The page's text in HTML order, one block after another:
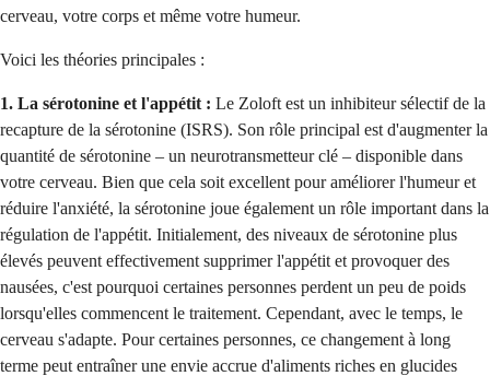
cerveau, votre corps et même votre humeur.
Voici les théories principales :
1. La sérotonine et l'appétit : Le Zoloft est un inhibiteur sélectif de la
recapture de la sérotonine (ISRS). Son rôle principal est d'augmenter la
quantité de sérotonine – un neurotransmetteur clé – disponible dans
votre cerveau. Bien que cela soit excellent pour améliorer l'humeur et
réduire l'anxiété, la sérotonine joue également un rôle important dans la
régulation de l'appétit. Initialement, des niveaux de sérotonine plus
élevés peuvent effectivement supprimer l'appétit et provoquer des
nausées, c'est pourquoi certaines personnes perdent un peu de poids
lorsqu'elles commencent le traitement. Cependant, avec le temps, le
cerveau s'adapte. Pour certaines personnes, ce changement à long
terme peut entraîner une envie accrue d'aliments riches en glucides